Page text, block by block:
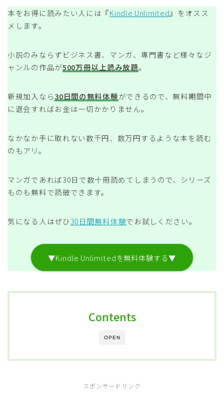
本をお得に読みたい人には『Kindle Unlimited』をオスス
メします。
小説のみならずビジネス書、マンガ、専門書など様々なジ
ャンルの作品が500万冊以上読み放題。
新規加入なら30日間の無料体験ができるので、無料期間中
に退会すればお金は一切かかりません。
なかなか手に取れない数千円、数万円するような本を読む
のもアリ。
マンガであれば30日で数十冊読めてしまうので、シリーズ
ものも無料で読破できます。
気になる人はぜひ30日間無料体験でお試しください。
▼Kindle Unlimitedを無料体験する▼
OPEN
Contents
スポンサードリンク